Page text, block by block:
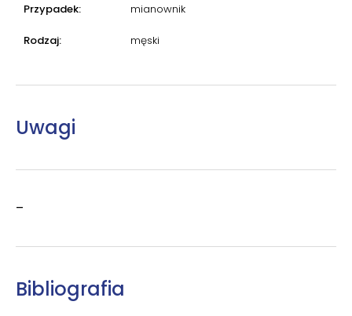
Przypadek: mianownik
Rodzaj: męski
Uwagi
–
Bibliografia